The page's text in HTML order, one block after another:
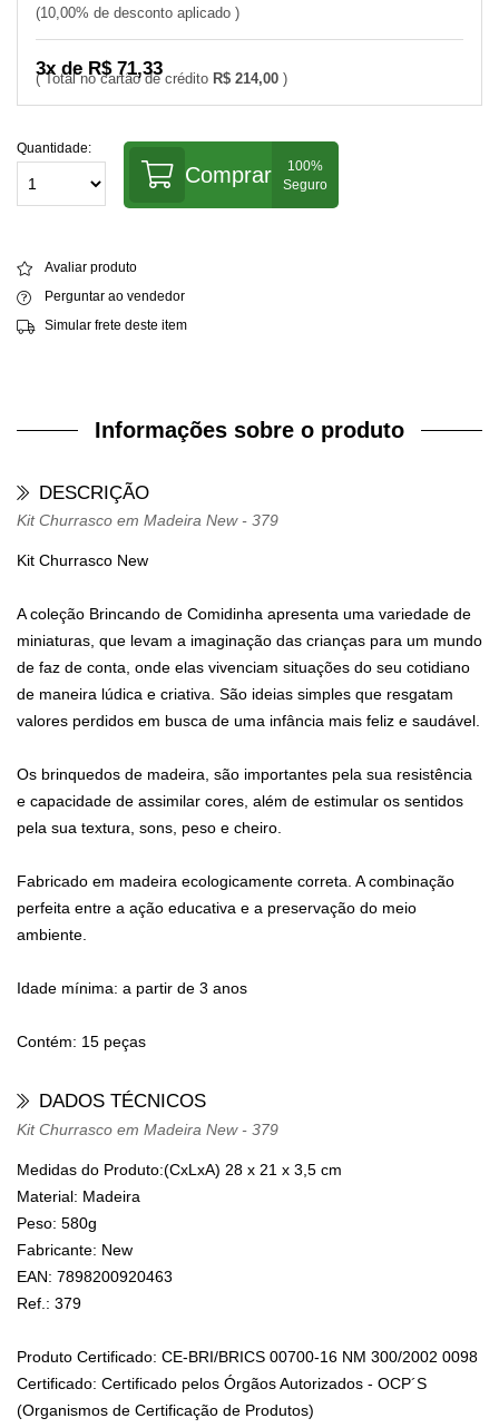
R$ 214,00
3x de R$ 71,33
10,00% de desconto aplicado
Quantidade:
Comprar
Avaliar produto
Perguntar ao vendedor
Simular frete deste item
Informações sobre o produto
DESCRIÇÃO
Kit Churrasco em Madeira New - 379
Kit Churrasco New
A coleção Brincando de Comidinha apresenta uma variedade de
miniaturas, que levam a imaginação das crianças para um mundo
de faz de conta, onde elas vivenciam situações do seu cotidiano
de maneira lúdica e criativa. São ideias simples que resgatam
valores perdidos em busca de uma infância mais feliz e saudável.
Os brinquedos de madeira, são importantes pela sua resistência
e capacidade de assimilar cores, além de estimular os sentidos
pela sua textura, sons, peso e cheiro.
Fabricado em madeira ecologicamente correta. A combinação
perfeita entre a ação educativa e a preservação do meio
ambiente.
Idade mínima: a partir de 3 anos
Contém: 15 peças
DADOS TÉCNICOS
Kit Churrasco em Madeira New - 379
Medidas do Produto:(CxLxA) 28 x 21 x 3,5 cm
Material: Madeira
Peso: 580g
Fabricante: New
EAN: 7898200920463
Ref.: 379
Produto Certificado: CE-BRI/BRICS 00700-16 NM 300/2002 0098
Certificado: Certificado pelos Órgãos Autorizados - OCP´S
(Organismos de Certificação de Produtos)